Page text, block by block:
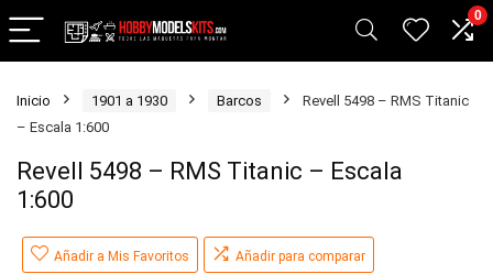
0
Inicio 1901 a 1930 Barcos
Revell 5498 – RMS Titanic
– Escala 1:600
Revell 5498 – RMS Titanic – Escala
1:600
Añadir a Mis Favoritos Añadir para comparar